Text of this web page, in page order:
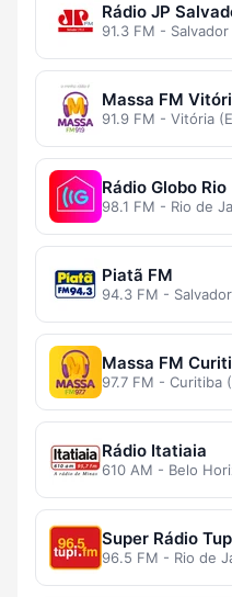
Rádio JP
91.3 FM - Salvador
Massa FM
91.9 FM - Vitória
Rádio Globo Rio
98.1 FM - Rio de
Piatã FM
94.3 FM -
Massa FM
97.7 FM - Curitiba
Rádio Itatiaia
610 AM - Belo
Super Rádio
96.5 FM - Rio de